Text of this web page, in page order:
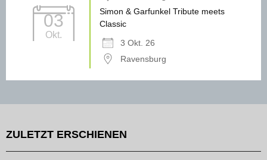
03
Okt.
Simon & Garfunkel Tribute meets
Classic
3 Okt. 26
Ravensburg
ZULETZT ERSCHIENEN